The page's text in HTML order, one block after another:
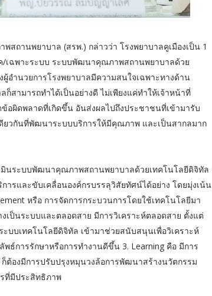
านพยาบาล (สรพ.) กล่าวว่า โรงพยาบาลคูเมืองเป็น 1
เฉพาะระบบ ระบบพัฒนาคุณภาพสถานพยาบาลด้วย
อำนวยการโรงพยาบาลมีความสนใจเฉพาะทางด้าน
สามารถทำได้เป็นอย่างดี ไม่เพียงแค่ทำให้เจ้าหน้าที่
ผิดพลาดที่เกิดขึ้น อันส่งผลไปถึงประชาชนที่เข้ามารับ
ยวกันที่พัฒนาระบบบริการให้มีคุณภาพ และเป็นสากลมาก
นระบบพัฒนาคุณภาพสถานพยาบาลด้วยเทคโนโลยีดิจิทัล
ารและขับเคลื่อนองค์กรบรรลุวิสัยทัศน์ได้อย่าง โดยมุ่งเน้น
หรือ การจัดการกระบวนการโดยใช้เทคโนโลยีมา
ป็นระบบและตลอดสาย มีการวิเคราะห์ตลอดสาย ตั้งแต่
บบเทคโนโลยีดิจิทัล เข้ามาช่วยสนับสนุนเพื่อวิเคราะห์
การรักษาหรือการทำงานดีขึ้น 3. Learning คือ มีการ
ต้องมีการปรับปรุงหมุนวงล้อการพัฒนาสร้างนวัตกรรม
ที่มีประสิทธิภาพ